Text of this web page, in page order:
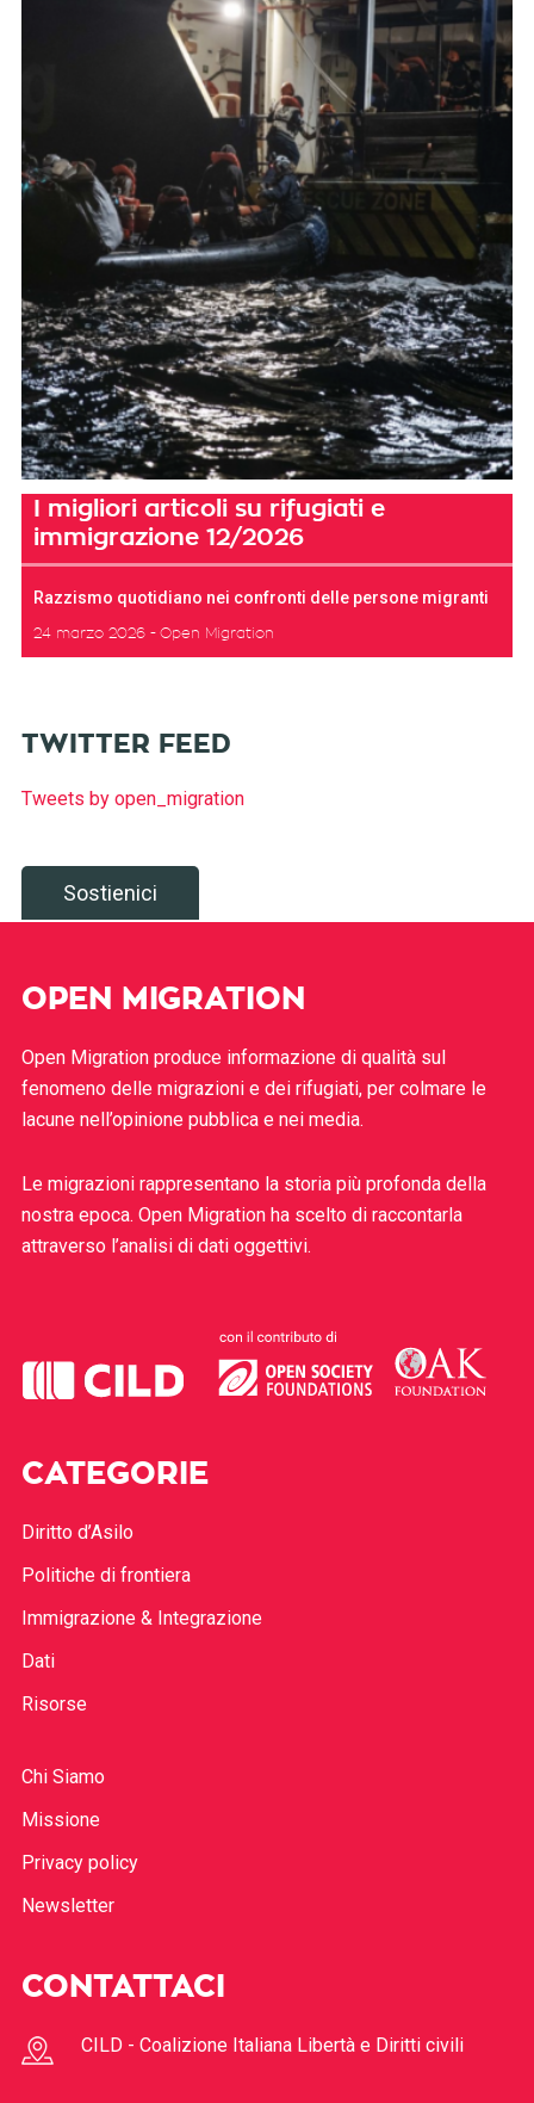
I migliori articoli su rifugiati e
immigrazione 12/2026
Razzismo quotidiano nei confronti delle persone migranti
24 marzo 2026 Open Migration
TWITTER FEED
Tweets by open_migration
Sostienici
OPEN MIGRATION
Open Migration produce informazione di qualità sul
fenomeno delle migrazioni e dei rifugiati, per colmare le
lacune nell’opinione pubblica e nei media.
Le migrazioni rappresentano la storia più profonda della
nostra epoca. Open Migration ha scelto di raccontarla
attraverso l’analisi di dati oggettivi.
CATEGORIE
Diritto d’Asilo
Politiche di frontiera
Immigrazione & Integrazione
Dati
Risorse
Chi Siamo
Missione
Privacy policy
Newsletter
CONTATTACI
CILD - Coalizione Italiana Libertà e Diritti civili